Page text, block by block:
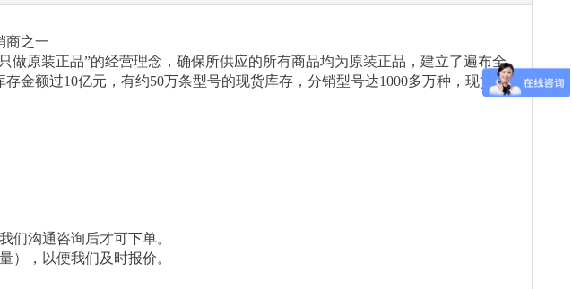
商之一
做原装正品”的经营理念，确保所供应的所有商品均为原装正品，建立了遍布全
金额过10亿元，有约50万条型号的现货库存，分销型号达1000多万种，现货能
们沟通咨询后才可下单。
），以便我们及时报价。